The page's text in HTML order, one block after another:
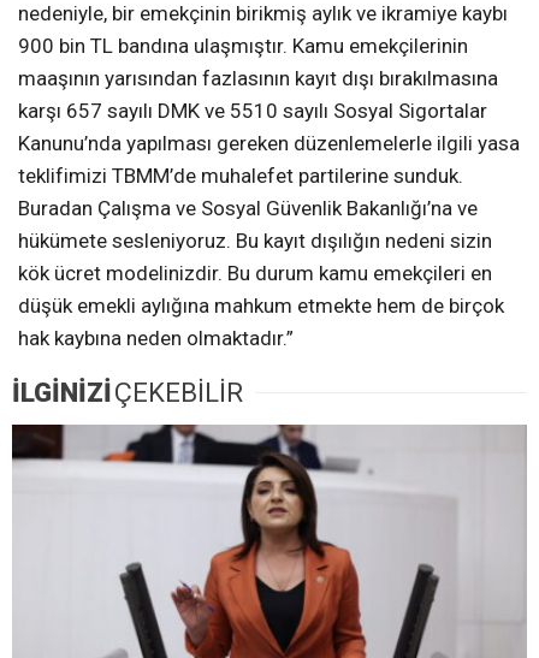
nedeniyle, bir emekçinin birikmiş aylık ve ikramiye kaybı
900 bin TL bandına ulaşmıştır. Kamu emekçilerinin
maaşının yarısından fazlasının kayıt dışı bırakılmasına
karşı 657 sayılı DMK ve 5510 sayılı Sosyal Sigortalar
Kanunu’nda yapılması gereken düzenlemelerle ilgili yasa
teklifimizi TBMM’de muhalefet partilerine sunduk.
Buradan Çalışma ve Sosyal Güvenlik Bakanlığı’na ve
hükümete sesleniyoruz. Bu kayıt dışılığın nedeni sizin
kök ücret modelinizdir. Bu durum kamu emekçileri en
düşük emekli aylığına mahkum etmekte hem de birçok
hak kaybına neden olmaktadır.”
İLGİNİZİ ÇEKEBİLİR